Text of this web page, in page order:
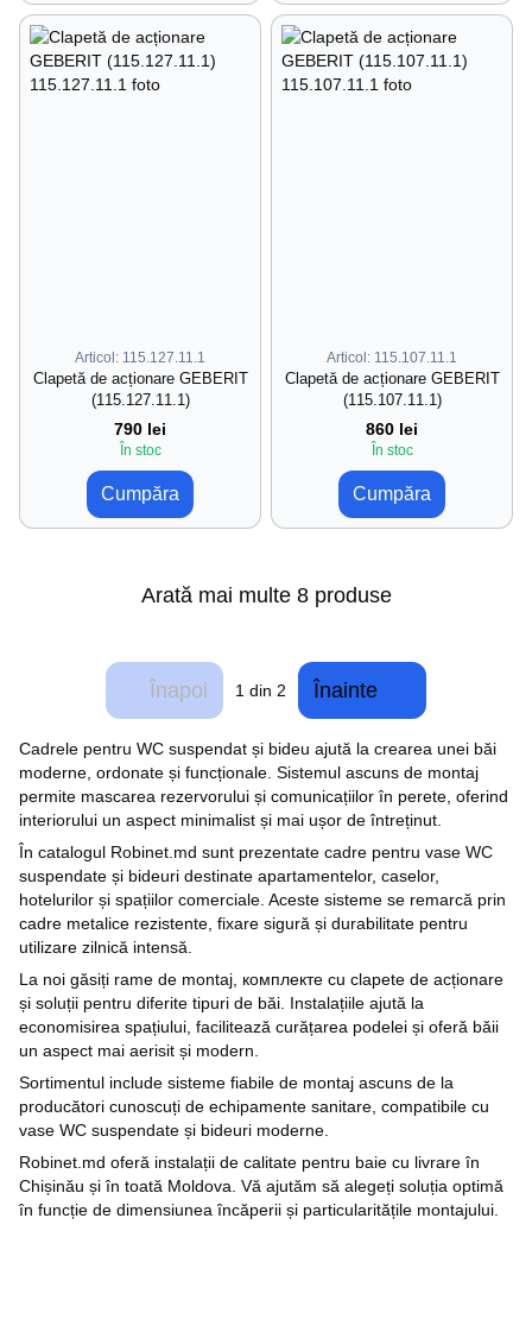
Articol: 115.127.11.1
Clapetă de acționare GEBERIT
(115.127.11.1)
790 lei
În stoc
Cumpăra
Articol: 115.107.11.1
Clapetă de acționare GEBERIT
(115.107.11.1)
860 lei
În stoc
Cumpăra
Arată mai multe 8 produse
Înapoi 1 din 2 Înainte
Cadrele pentru WC suspendat și bideu ajută la crearea unei băi
moderne, ordonate și funcționale. Sistemul ascuns de montaj
permite mascarea rezervorului și comunicațiilor în perete, oferind
interiorului un aspect minimalist și mai ușor de întreținut.
În catalogul Robinet.md sunt prezentate cadre pentru vase WC
suspendate și bideuri destinate apartamentelor, caselor,
hotelurilor și spațiilor comerciale. Aceste sisteme se remarcă prin
cadre metalice rezistente, fixare sigură și durabilitate pentru
utilizare zilnică intensă.
La noi găsiți rame de montaj, комплекте cu clapete de acționare
și soluții pentru diferite tipuri de băi. Instalațiile ajută la
economisirea spațiului, facilitează curățarea podelei și oferă băii
un aspect mai aerisit și modern.
Sortimentul include sisteme fiabile de montaj ascuns de la
producători cunoscuți de echipamente sanitare, compatibile cu
vase WC suspendate și bideuri moderne.
Robinet.md oferă instalații de calitate pentru baie cu livrare în
Chișinău și în toată Moldova. Vă ajutăm să alegeți soluția optimă
în funcție de dimensiunea încăperii și particularitățile montajului.